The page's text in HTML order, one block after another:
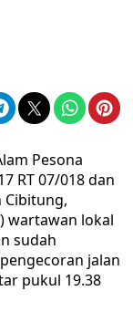
Pesona
RT 07/018 dan
Cibitung,
wartawan lokal
sudah
jalan
pukul 19.38